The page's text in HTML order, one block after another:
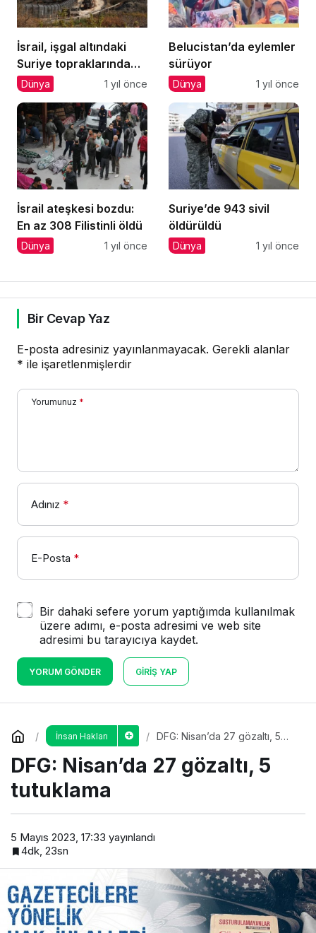
İsrail, işgal altındaki
Suriye topraklarında
‘Turistik Turlar’
Dünya 1 yıl önce
Belucistan’da eylemler
sürüyor
Dünya 1 yıl önce
İsrail ateşkesi bozdu:
En az 308 Filistinli öldü
Dünya 1 yıl önce
Suriye’de 943 sivil
öldürüldü
Dünya 1 yıl önce
Bir Cevap Yaz
E-posta adresiniz yayınlanmayacak. Gerekli alanlar
* ile işaretlenmişlerdir
Yorumunuz *
Adınız *
E-Posta *
Bir dahaki sefere yorum yaptığımda kullanılmak
üzere adımı, e-posta adresimi ve web site
adresimi bu tarayıcıya kaydet.
YORUM GÖNDER GIRIŞ YAP
İnsan Hakları
DFG: Nisan’da 27 gözaltı, 5
DFG: Nisan’da 27 gözaltı, 5
tutuklama
5 Mayıs 2023, 17:33 yayınlandı
4dk, 23sn